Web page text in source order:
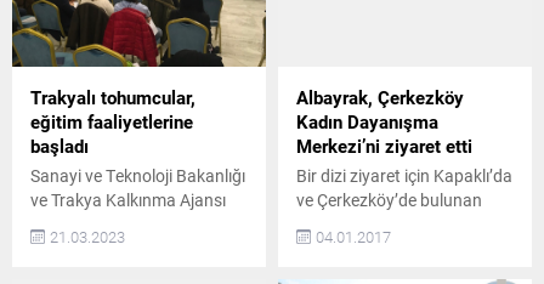
Trakyalı tohumcular,
eğitim faaliyetlerine
başladı
Sanayi ve Teknoloji Bakanlığı
ve Trakya Kalkınma Ajansı
destekleriyle gerçekleşen
“Trakya Tohumcular Kümesi”
21.03.2023
Albayrak, Çerkezköy
Kadın Dayanışma
Merkezi’ni ziyaret etti
Bir dizi ziyaret için Kapaklı’da
ve Çerkezköy’de bulunan
Tekirdağ Büyükşehir
Belediye Başkanı Kadir
04.01.2017